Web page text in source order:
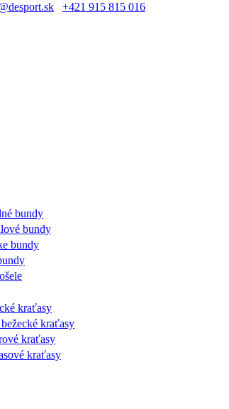
+421 915 815 016
bundy
bundy
bundy
kraťasy
kraťasy
kraťasy
kraťasy